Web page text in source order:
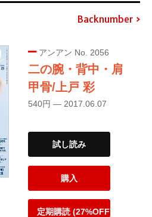
Backnumber
アンアン No. 2056
二の腕・背中・肩
甲骨/上戸 彩
540円 — 2017.06.07
試し読み
購入
定期購読 (27%OFF)